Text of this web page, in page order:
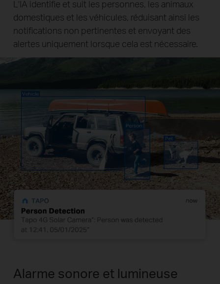
L'IA identifie et suit les personnes, les animaux
domestiques et les véhicules, réduisant ainsi les
notifications non pertinentes et envoyant des
alertes uniquement lorsque cela est nécessaire.
Alarme sonore et lumineuse